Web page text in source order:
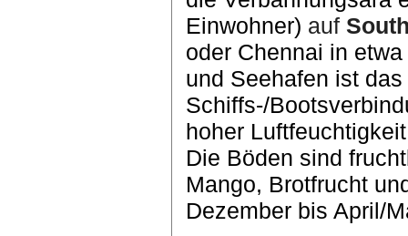
Einwohner) auf
oder Chennai in etwa
und Seehafen ist
Schiffs-/
hoher
Die Böden sind
Mango, Brotfrucht
Dezember bis April/